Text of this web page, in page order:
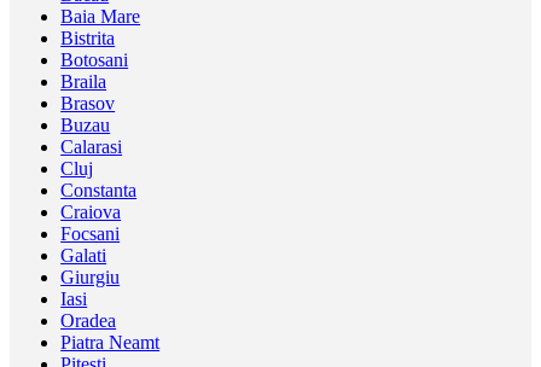
Baia Mare
Bistrita
Botosani
Braila
Brasov
Buzau
Calarasi
Cluj
Constanta
Craiova
Focsani
Galati
Giurgiu
Iasi
Oradea
Piatra Neamt